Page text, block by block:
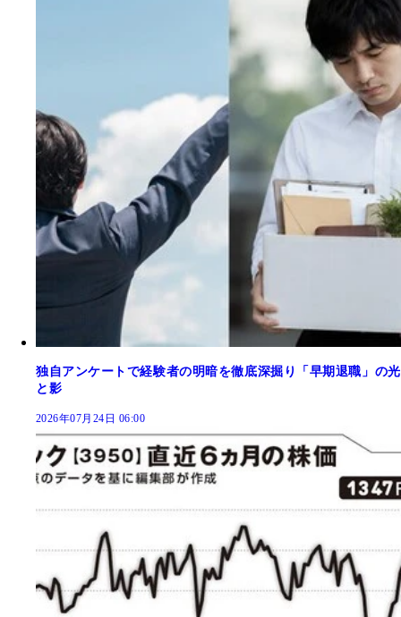
独自アンケートで経験者の明暗を徹底深掘り「早期退職」の光
と影
2026年07月24日 06:00